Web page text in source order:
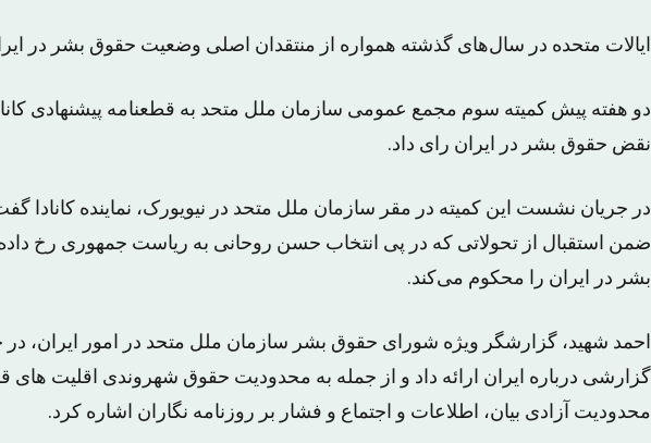
ایالات متحده در سال‌های گذشته همواره از منتقدان اصلی وضعیت حقوق بشر در
دو هفته پیش کمیته سوم مجمع عمومی سازمان ملل متحد به قطعنامه پیشنهادی
نقض حقوق بشر در ایران رای داد.
در جریان نشست این کمیته در مقر سازمان ملل متحد در نیویورک، نماینده کانادا
ضمن استقبال از تحولاتی که در پی انتخاب حسن روحانی به ریاست جمهوری رخ
بشر در ایران را محکوم می‌کند.
احمد شهید، گزارشگر ویژه شورای حقوق بشر سازمان ملل متحد در امور ایران، در
گزارشی درباره ایران ارائه داد و از جمله به محدودیت حقوق شهروندی اقلیت های
محدودیت آزادی بیان، اطلاعات و اجتماع و فشار بر روزنامه نگاران اشاره کرد.